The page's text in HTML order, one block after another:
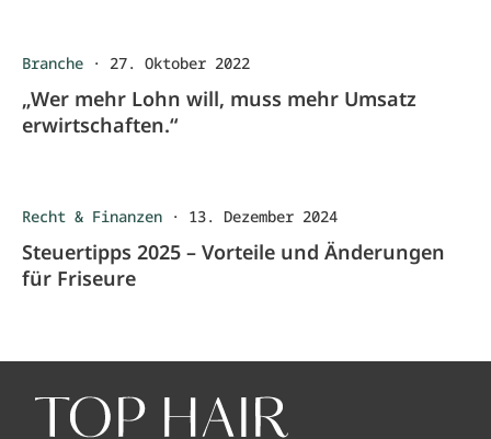
Branche · 27. Oktober 2022
„Wer mehr Lohn will, muss mehr Umsatz
erwirtschaften.“
Recht & Finanzen · 13. Dezember 2024
Steuertipps 2025 – Vorteile und Änderungen
für Friseure